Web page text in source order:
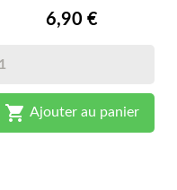
6,90 €
 Ajouter au panier